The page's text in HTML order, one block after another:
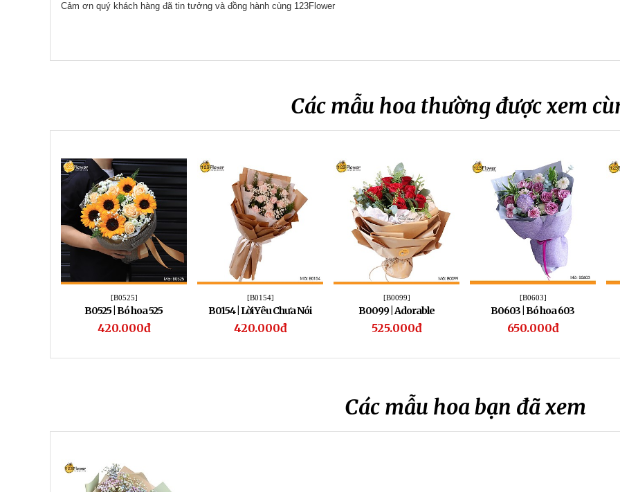
Cảm ơn quý khách hàng đã tin tưởng và đồng hành cùng 123Flower
Các mẫu hoa thường được xem
[B0525]
B0525 | Bó hoa 525
420.000đ
[B0154]
B0154 | Lời Yêu Chưa Nói
420.000đ
[B0099]
B0099 | Adorable
525.000đ
[B0603]
B0603 | Bó hoa 603
650.000đ
Các mẫu hoa bạn đã xem